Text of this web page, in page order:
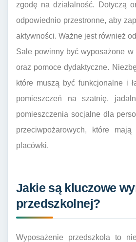
zgodę na działalność. Dotyczą
odpowiednio przestronne, aby
aktywności. Ważne jest również
Sale powinny być wyposażone
oraz pomoce dydaktyczne.
które muszą być funkcjonalne i
pomieszczeń na szatnię,
pomieszczenia socjalne dla
przeciwpożarowych, które
placówki.
Jakie są kluczowe
przedszkolnej?
Wyposażenie przedszkola to